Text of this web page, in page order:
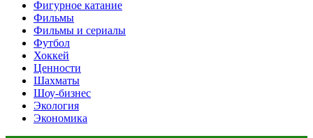
Фигурное катание
Фильмы
Фильмы и сериалы
Футбол
Хоккей
Ценности
Шахматы
Шоу-бизнес
Экология
Экономика